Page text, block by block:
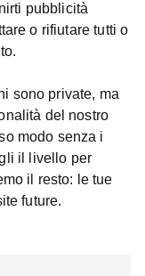
pubblicità
o rifiutare tutti o
sono private, ma
del nostro
modo senza i
il livello per
il resto: le tue
future.